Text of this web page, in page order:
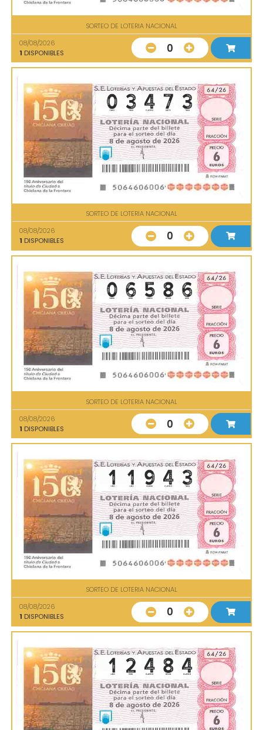
SORTEO DE LOTERIA NACIONAL
08/08/2026
1 DISPONIBLES 0
SORTEO DE LOTERIA NACIONAL
08/08/2026
1 DISPONIBLES 0
SORTEO DE LOTERIA NACIONAL
08/08/2026
1 DISPONIBLES 0
SORTEO DE LOTERIA NACIONAL
08/08/2026
1 DISPONIBLES 0